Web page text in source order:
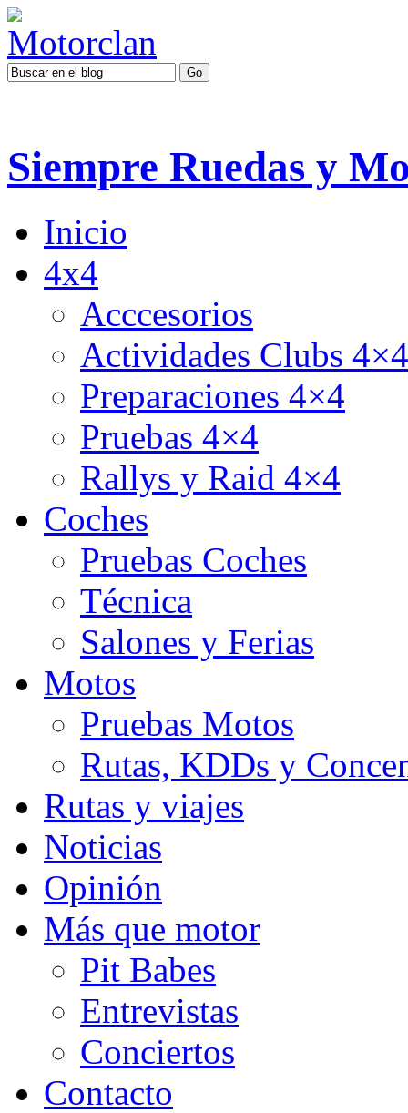
Siempre Ruedas y
Inicio
4x4
Acccesorios
Actividades Clubs 4×4
Preparaciones 4×4
Pruebas 4×4
Rallys y Raid 4×4
Coches
Pruebas Coches
Técnica
Salones y Ferias
Motos
Pruebas Motos
Rutas, KDDs y
Rutas y viajes
Noticias
Opinión
Más que motor
Pit Babes
Entrevistas
Conciertos
Contacto